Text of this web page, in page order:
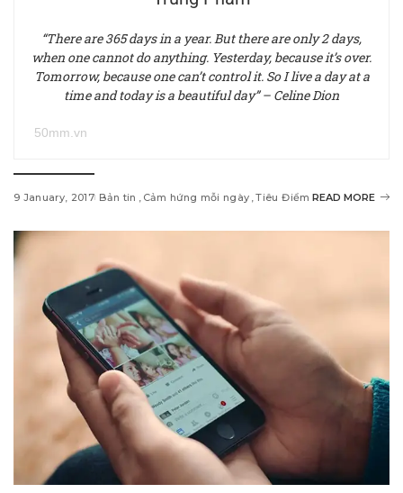
“There are 365 days in a year. But there are only 2 days,
when one cannot do anything. Yesterday, because it’s over.
Tomorrow, because one can’t control it. So I live a day at a
time and today is a beautiful day” – Celine Dion
50mm.vn
9 January, 2017 Bản tin Cảm hứng mỗi ngày Tiêu Điểm READ MORE